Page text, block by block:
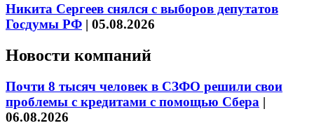
Никита Сергеев снялся с выборов депутатов
Госдумы РФ | 05.08.2026
Новости компаний
Почти 8 тысяч человек в СЗФО решили свои
проблемы с кредитами с помощью Сбера |
06.08.2026